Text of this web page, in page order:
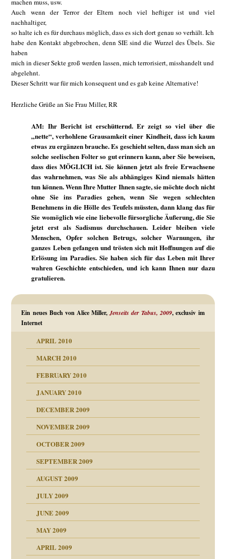
machen muss, usw.
Auch wenn der Terror der Eltern noch viel heftiger ist und viel
nachhaltiger,
so halte ich es für durchaus möglich, dass es sich dort genau so verhält. Ich
habe den Kontakt abgebrochen, denn SIE sind die Wurzel des Übels. Sie
haben
mich in dieser Sekte groß werden lassen, mich terrorisiert, misshandelt und
abgelehnt.
Dieser Schritt war für mich konsequent und es gab keine Alternative!
Herzliche Grüße an Sie Frau Miller, RR
AM: Ihr Bericht ist erschütternd. Er zeigt so viel über die
„nette“, verhohlene Grausamkeit einer Kindheit, dass ich kaum
etwas zu ergänzen brauche. Es geschieht selten, dass man sich an
solche seelischen Folter so gut erinnern kann, aber Sie beweisen,
dass dies MÖGLICH ist. Sie können jetzt als freie Erwachsene
das wahrnehmen, was Sie als abhängiges Kind niemals hätten
tun können. Wenn Ihre Mutter Ihnen sagte, sie möchte doch nicht
ohne Sie ins Paradies gehen, wenn Sie wegen schlechten
Benehmens in die Hölle des Teufels müssten, dann klang das für
Sie womöglich wie eine liebevolle fürsorgliche Äußerung, die Sie
jetzt erst als Sadismus durchschauen. Leider bleiben viele
Menschen, Opfer solchen Betrugs, solcher Warnungen, ihr
ganzes Leben gefangen und trösten sich mit Hoffnungen auf die
Erlösung im Paradies. Sie haben sich für das Leben mit Ihrer
wahren Geschichte entschieden, und ich kann Ihnen nur dazu
gratulieren.
Ein neues Buch von Alice Miller,Jenseits der Tabus, 2009, exclusiv im
Internet
APRIL 2010
MARCH 2010
FEBRUARY 2010
JANUARY 2010
DECEMBER 2009
NOVEMBER 2009
OCTOBER 2009
SEPTEMBER 2009
AUGUST 2009
JULY 2009
JUNE 2009
MAY 2009
APRIL 2009